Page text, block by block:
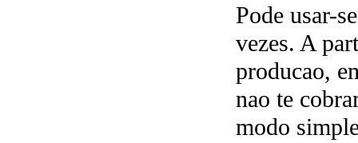
Pode usar-
vezes. A
producao,
nao te
modo